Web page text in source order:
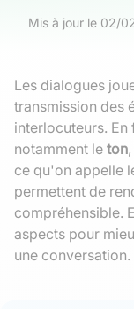
Mis à jour le 02/
Les dialogues
transmission des
interlocuteurs. En
notamment le ton
ce qu'on appelle
permettent de
compréhensible.
aspects pour
une conversation.